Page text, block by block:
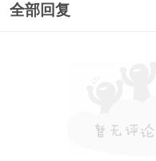
全部回复